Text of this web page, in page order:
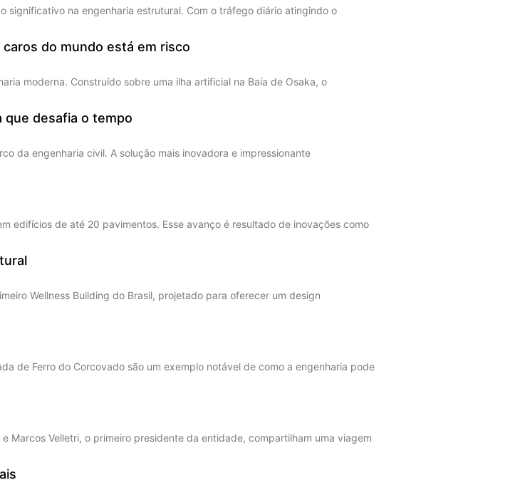
significativo na engenharia estrutural. Com o tráfego diário atingindo o
do mundo está em risco
moderna. Construído sobre uma ilha artificial na Baía de Osaka, o
que desafia o tempo
da engenharia civil. A solução mais inovadora e impressionante
edifícios de até 20 pavimentos. Esse avanço é resultado de inovações como
Wellness Building do Brasil, projetado para oferecer um design
de Ferro do Corcovado são um exemplo notável de como a engenharia pode
Marcos Velletri, o primeiro presidente da entidade, compartilham uma viagem